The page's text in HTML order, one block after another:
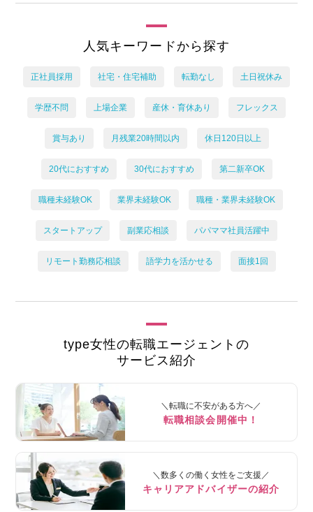
人気キーワードから探す
正社員採用 社宅・住宅補助 転勤なし 土日祝休み
学歴不問 上場企業 産休・育休あり フレックス
賞与あり 月残業20時間以内 休日120日以上
20代におすすめ 30代におすすめ 第二新卒OK
職種未経験OK 業界未経験OK 職種・業界未経験OK
スタートアップ 副業応相談 パパママ社員活躍中
リモート勤務応相談 語学力を活かせる 面接1回
type女性の転職エージェントの
サービス紹介
＼転職に不安がある方へ／
転職相談会開催中！
＼数多くの働く女性をご支援／
キャリアアドバイザーの紹介